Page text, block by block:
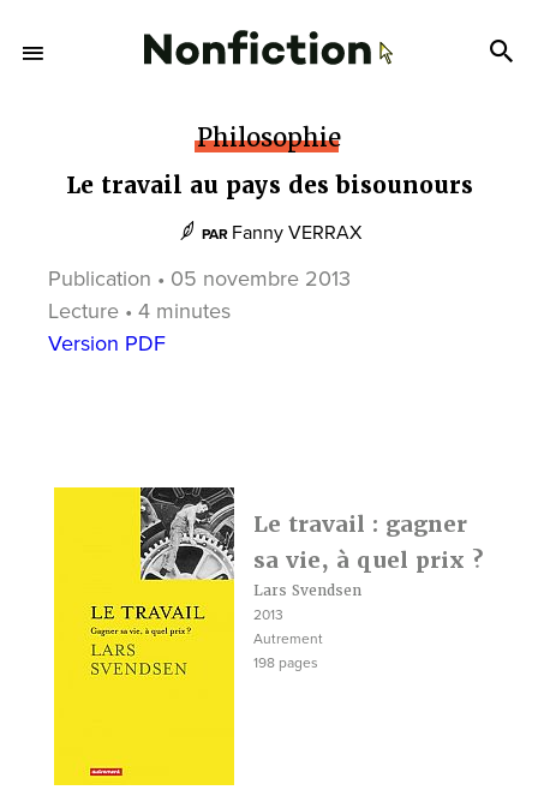
Philosophie
Le travail au pays des bisounours
PAR Fanny VERRAX
Publication • 05 novembre 2013
Lecture • 4 minutes
Version PDF
Le travail : gagner
sa vie, à quel prix ?
Lars Svendsen
2013
Autrement
198 pages